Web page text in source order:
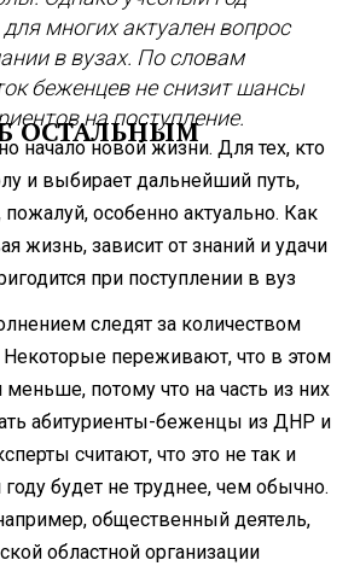
для многих актуален вопрос
в вузах. По словам
беженцев не снизит шансы
на поступление.
ОСТАЛЬНЫМ
начало новой жизни. Для тех, кто
и выбирает дальнейший путь,
пожалуй, особенно актуально. Как
жизнь, зависит от знаний и удачи
при поступлении в вуз
следят за количеством
переживают, что в этом
меньше, потому что на часть из них
абитуриенты-беженцы из ДНР и
считают, что это не так и
году будет не труднее, чем обычно.
общественный деятель,
областной организации